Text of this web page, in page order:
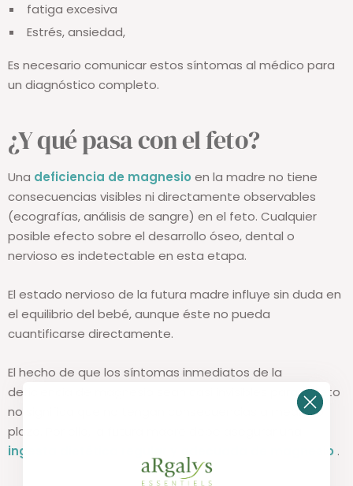
fatiga excesiva
Estrés, ansiedad,
Es necesario comunicar estos síntomas al médico para
un diagnóstico completo.
¿Y qué pasa con el feto?
Una deficiencia de magnesio en la madre no tiene
consecuencias visibles ni directamente observables
(ecografías, análisis de sangre) en el feto. Cualquier
posible efecto sobre el desarrollo óseo, dental o
nervioso es indetectable en esta etapa.
El estado nervioso de la futura madre influye sin duda en
el equilibrio del bebé, aunque éste no pueda
cuantificarse directamente.
El hecho de que los síntomas inmediatos de la
deficiencia de magnesio sean casi invisibles para el feto
no significa que no tengan consecuencias a mediano
plazo. Por ello, la futura madre debe asegurar una
ingesta dietética regular y adecuada de magnesio .